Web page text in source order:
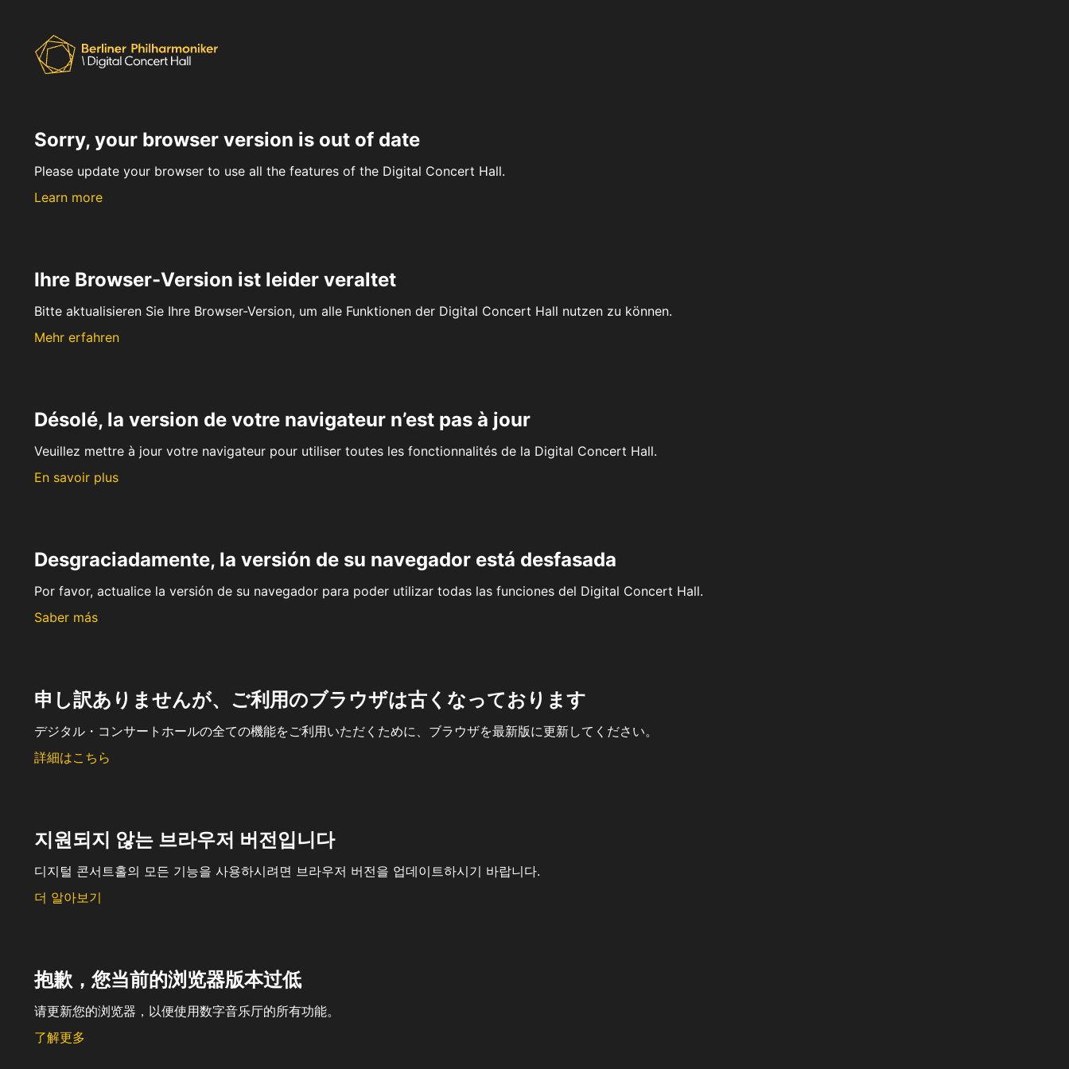
Sorry, your browser version is out of date
Please update your browser to use all the features of the Digital Concert Hall.
Learn more
Ihre Browser-Version ist leider veraltet
Bitte aktualisieren Sie Ihre Browser-Version, um alle Funktionen der Digital Concert Hall nutzen zu können.
Mehr erfahren
Désolé, la version de votre navigateur n’est pas à jour
Veuillez mettre à jour votre navigateur pour utiliser toutes les fonctionnalités de la Digital Concert Hall.
En savoir plus
Desgraciadamente, la versión de su navegador está desfasada
Por favor, actualice la versión de su navegador para poder utilizar todas las funciones del Digital Concert Hall.
Saber más
申し訳ありませんが、ご利用のブラウザは古くなっております
デジタル・コンサートホールの全ての機能をご利用いただくために、ブラウザを最新版に更新してください。
詳細はこちら
지원되지 않는 브라우저 버전입니다
디지털 콘서트홀의 모든 기능을 사용하시려면 브라우저 버전을 업데이트하시기 바랍니다.
더 알아보기
抱歉，您当前的浏览器版本过低
请更新您的浏览器，以便使用数字音乐厅的所有功能。
了解更多